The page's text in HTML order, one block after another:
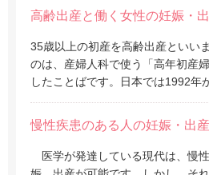
高齢出産と働く女性の妊娠・
35歳以上の初産を高齢出産といい
のは、産婦人科で使う「高年初産
したことばです。日本では1992年
慢性疾患のある人の妊娠・出産
医学が発達している現代は、慢